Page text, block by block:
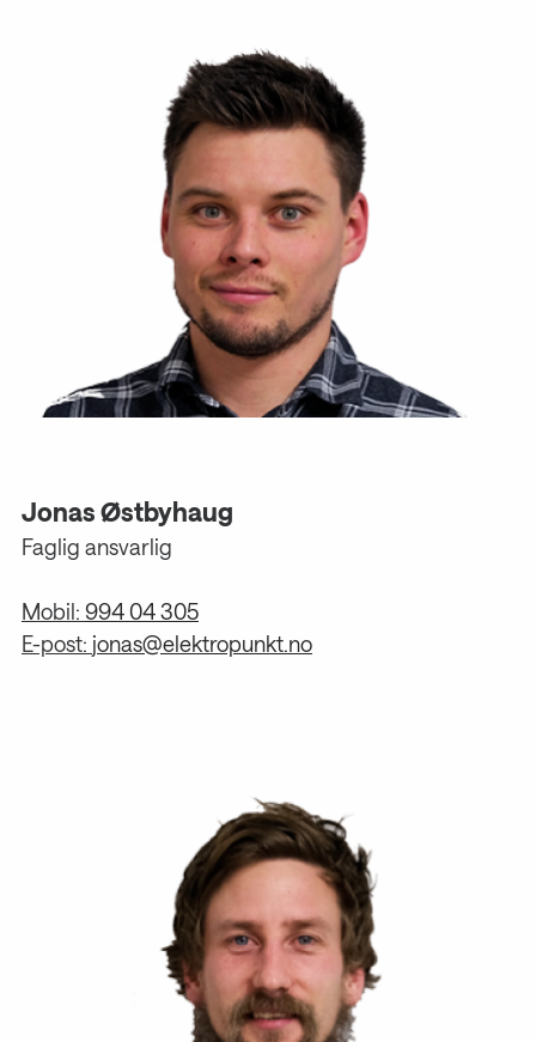
Jonas Østbyhaug
Faglig ansvarlig
Mobil: 994 04 305
E-post: jonas@elektropunkt.no